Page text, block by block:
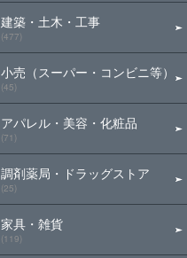
建築・土木・工事
(477)
小売（スーパー・コンビニ等）
(45)
アパレル・美容・化粧品
(71)
調剤薬局・ドラッグストア
(25)
家具・雑貨
(119)